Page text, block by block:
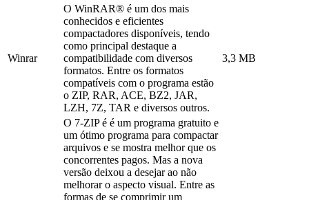
Winrar
O WinRAR® é um dos mais
conhecidos e eficientes
compactadores disponíveis, tendo
como principal destaque a
compatibilidade com diversos
formatos. Entre os formatos
compatíveis com o programa estão
o ZIP, RAR, ACE, BZ2, JAR,
LZH, 7Z, TAR e diversos outros.
3,3 MB
O 7-ZIP é é um programa gratuito e
um ótimo programa para compactar
arquivos e se mostra melhor que os
concorrentes pagos. Mas a nova
versão deixou a desejar ao não
melhorar o aspecto visual. Entre as
formas de se comprimir um